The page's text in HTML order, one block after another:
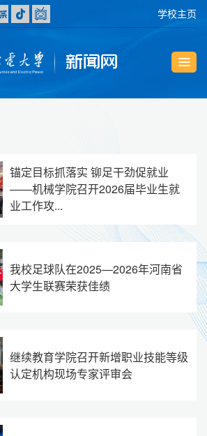
学校主页
锚定目标抓落实 铆足干劲促就业
——机械学院召开2026届毕业生就
业工作攻...
我校足球队在2025—2026年河南省
大学生联赛荣获佳绩
继续教育学院召开新增职业技能等级
认定机构现场专家评审会